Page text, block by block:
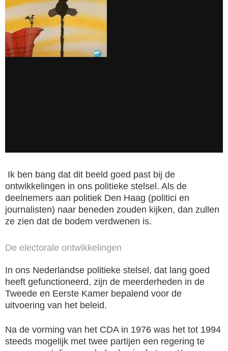
Ik ben bang dat dit beeld goed past bij de
ontwikkelingen in ons politieke stelsel. Als de
deelnemers aan politiek Den Haag (politici en
journalisten) naar beneden zouden kijken, dan zullen
ze zien dat de bodem verdwenen is.
De electorale ontwikkelingen
In ons Nederlandse politieke stelsel, dat lang goed
heeft gefunctioneerd, zijn de meerderheden in de
Tweede en Eerste Kamer bepalend voor de
uitvoering van het beleid.
Na de vorming van het CDA in 1976 was het tot 1994
steeds mogelijk met twee partijen een regering te